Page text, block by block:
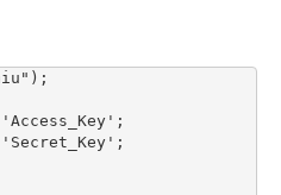
'Access_Key';
'Secret_Key';